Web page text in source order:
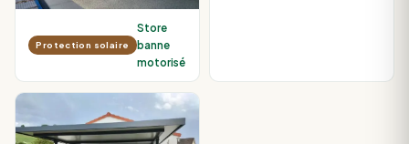
Protection solaire
Store
banne
motorisé